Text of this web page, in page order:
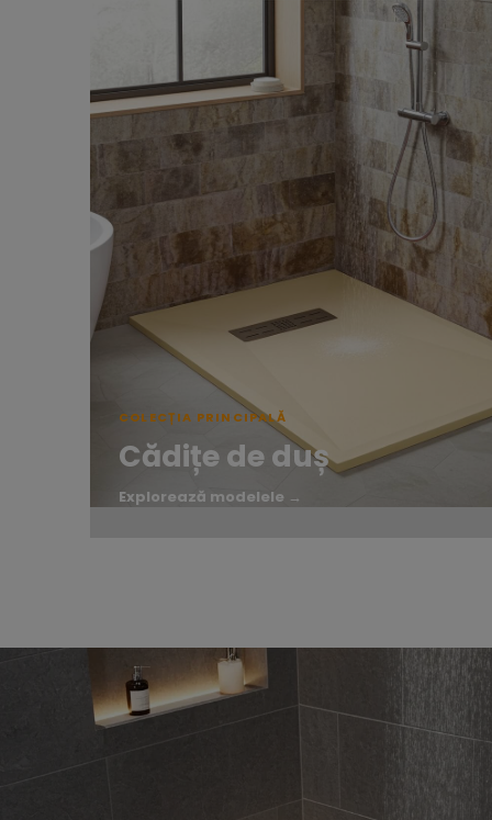
COLECȚIA PRINCIPALĂ
Cădițe de duș
Explorează modelele →